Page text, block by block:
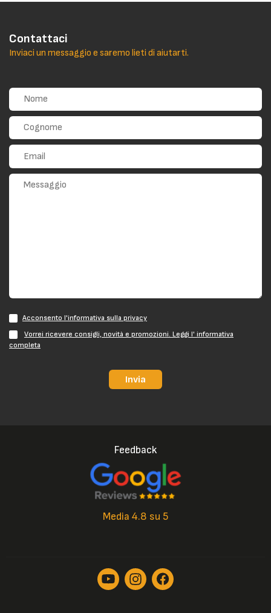
Contattaci
Inviaci un messaggio e saremo lieti di aiutarti.
Acconsento l'informativa sulla privacy
Vorrei ricevere consigli, novità e promozioni. Leggi l' informativa
completa
Invia
Feedback
Media 4.8 su 5